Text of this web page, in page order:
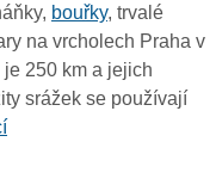
bouřky, trvalé
na vrcholech Praha v
250 km a jejich
srážek se používají